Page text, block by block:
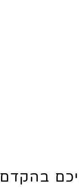
בהקדם